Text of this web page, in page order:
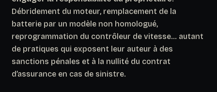
Débridement du moteur, remplacement de la
batterie par un modèle non homologué,
reprogrammation du contrôleur de vitesse… autant
de pratiques qui exposent leur auteur à des
sanctions pénales et à la nullité du contrat
d’assurance en cas de sinistre.